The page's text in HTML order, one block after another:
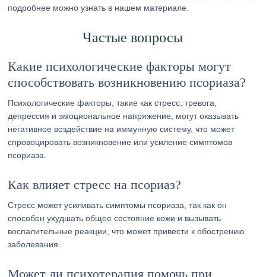
подробнее можно узнать в нашем материале.
Частые вопросы
Какие психологические факторы могут
способствовать возникновению псориаза?
Психологические факторы, такие как стресс, тревога,
депрессия и эмоциональное напряжение, могут оказывать
негативное воздействие на иммунную систему, что может
спровоцировать возникновение или усиление симптомов
псориаза.
Как влияет стресс на псориаз?
Стресс может усиливать симптомы псориаза, так как он
способен ухудшать общее состояние кожи и вызывать
воспалительные реакции, что может привести к обострению
заболевания.
Может ли психотерапия помочь при